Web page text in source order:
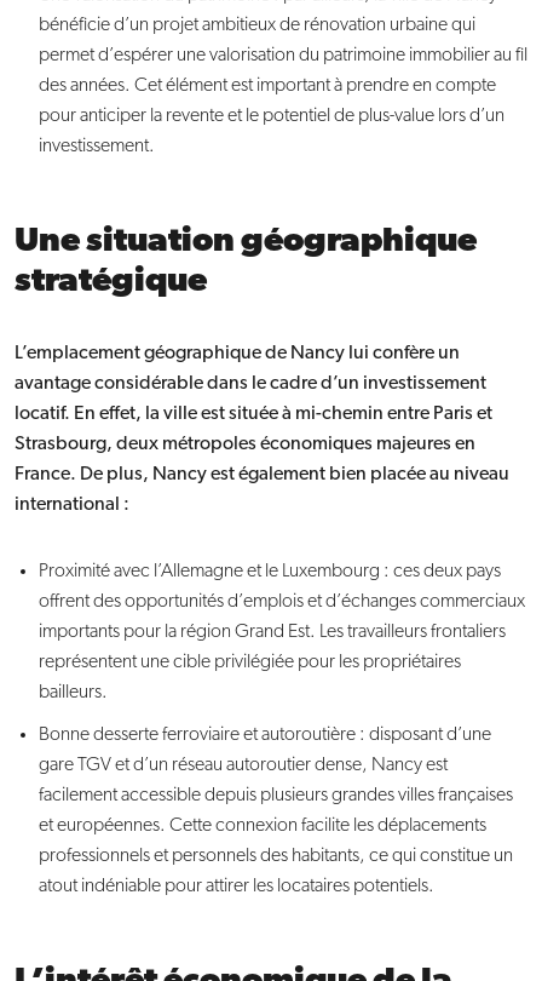
bénéficie d’un projet ambitieux de rénovation urbaine qui
permet d’espérer une valorisation du patrimoine immobilier au fil
des années. Cet élément est important à prendre en compte
pour anticiper la revente et le potentiel de plus-value lors d’un
investissement.
Une situation géographique
stratégique
L’emplacement géographique de Nancy lui confère un
avantage considérable dans le cadre d’un investissement
locatif. En effet, la ville est située à mi-chemin entre Paris et
Strasbourg, deux métropoles économiques majeures en
France. De plus, Nancy est également bien placée au niveau
international :
Proximité avec l’Allemagne et le Luxembourg : ces deux pays
offrent des opportunités d’emplois et d’échanges commerciaux
importants pour la région Grand Est. Les travailleurs frontaliers
représentent une cible privilégiée pour les propriétaires
bailleurs.
Bonne desserte ferroviaire et autoroutière : disposant d’une
gare TGV et d’un réseau autoroutier dense, Nancy est
facilement accessible depuis plusieurs grandes villes françaises
et européennes. Cette connexion facilite les déplacements
professionnels et personnels des habitants, ce qui constitue un
atout indéniable pour attirer les locataires potentiels.